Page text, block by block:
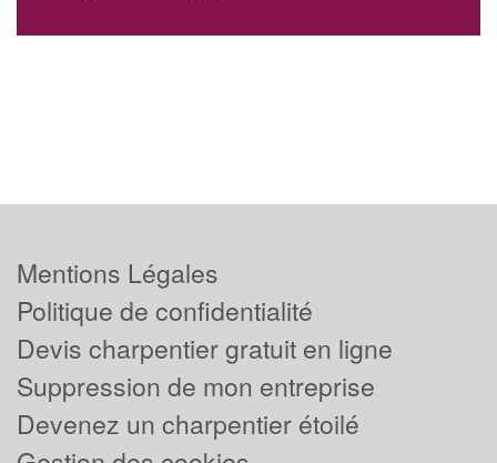
Mentions Légales
Politique de confidentialité
Devis charpentier gratuit en ligne
Suppression de mon entreprise
Devenez un charpentier étoilé